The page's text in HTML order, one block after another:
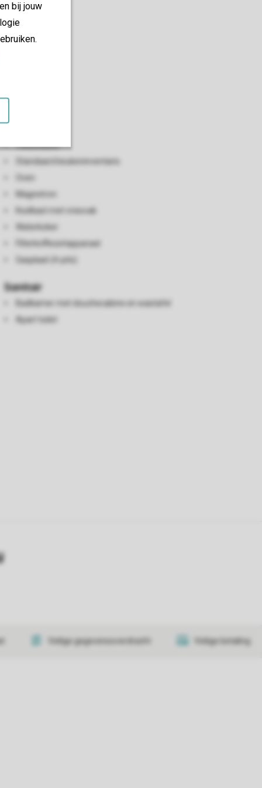
bij jouw
Vaatwasser
Standaard keukeninventaris
Oven
Magnetron
Koelkast met vriesvak
Waterkoker
Filterkoffiezetapparaat
Gasplaat (4-pits)
Sanitair
Badkamer met douchecabine en wastafel
Apart toilet
Veilige gegevensoverdracht Veilige betaling